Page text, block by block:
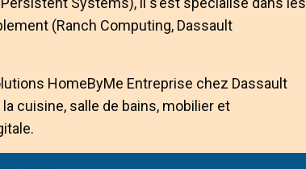
(Ranch Computing, Dassault
HomeByMe Entreprise chez Dassault
cuisine, salle de bains, mobilier et